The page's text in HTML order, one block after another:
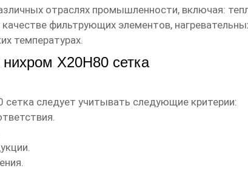
отраслях промышленности, включая:
фильтрующих элементов,
температурах.
нихром Х20Н80 сетка
сеткаследует учитывать следующие критерии: